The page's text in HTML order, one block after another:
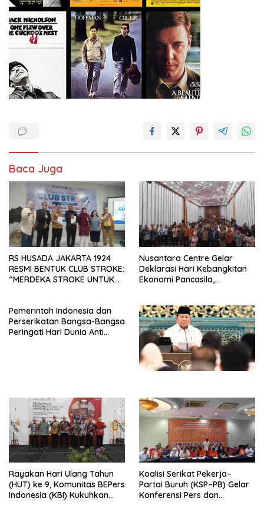
Baca Juga
RS HUSADA JAKARTA 1924
RESMI BENTUK CLUB STROKE:
“MERDEKA STROKE UNTUK
Nusantara Centre Gelar
Deklarasi Hari Kebangkitan
Ekonomi Pancasila,
Penjajahan (Pergolakan
Ekonomi Politik Indonesia) &
Simposium Nasional “Urgensi
Undang-Undang
Perekonomian Nasional dan
Kesejahteraan Sosial dalam
Pemerintah Indonesia dan
Perserikatan Bangsa-Bangsa
Peringati Hari Dunia Anti
Rayakan Hari Ulang Tahun
(HUT) ke 9, Komunitas BEPers
Indonesia (KBI) Kukuhkan
Koalisi Serikat Pekerja–
Partai Buruh (KSP–PB) Gelar
Konferensi Pers dan